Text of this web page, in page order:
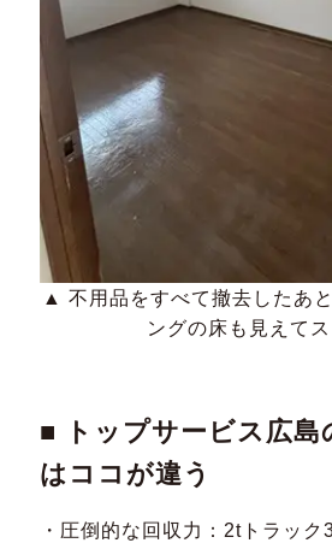
▲ 不用品をすべて撤去したあ
ングの床も見えてス
■ トップサービス広島
はココが違う
・圧倒的な回収力：2tトラッ